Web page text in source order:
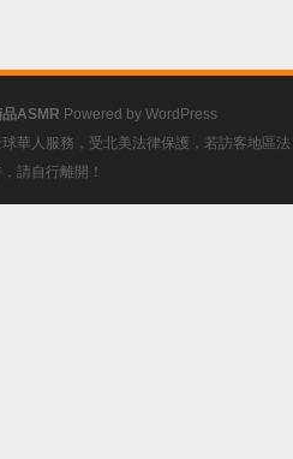
ASMR Powered by WordPress
華人服務，受北美法律保護，若訪客地區法
請自行離開！